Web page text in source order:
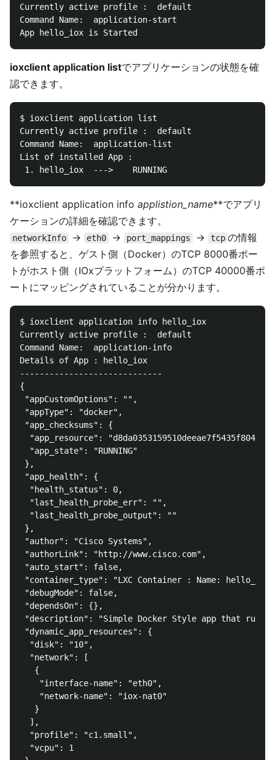
Currently active profile :  default
Command Name:  application-start
ioxclient application listでアプリケーションの状態を確
認できます。
$ ioxclient application list
Currently active profile :  default
Command Name:  application-list
List of installed App :
**ioxclient application info applistion_name**でアプリ
ケーションの詳細を確認できます。
networkInfo -> eth0 -> port_mappings -> tcp の情報
を参照すると、ゲスト側（Docker）のTCP 8000番ポー
トがホスト側（IOxプラットフォーム）のTCP 40000番ポ
ートにマッピングされていることが分かります。
$ ioxclient application info hello_iox
Currently active profile :  default
Command Name:  application-info
Details of App : hello_iox
-----------------------------
{
"appCustomOptions": "",
"appType": "docker",
"app_checksums": {
"app_resource":
  "app_state": "RUNNING"
},
"app_health": {
  "health_status": 0,
  "last_health_probe_err": "",
  "last_health_probe_output": ""
},
"author": "Cisco Systems",
"authorLink": "http://www.cisco.com",
"auto_start": false,
"container_type": "LXC Container : Name: hello_iox,
"debugMode": false,
"dependsOn": {},
"description": "Simple Docker Style app that runs
"dynamic_app_resources": {
  "disk": "10",
  "network": [
   {
    "interface-name": "eth0",
    "network-name": "iox-nat0"
   }
  ],
  "profile": "c1.small",
  "vcpu": 1